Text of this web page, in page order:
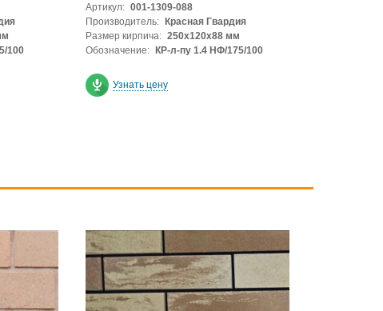
100
Артикул: 001-1309-088
Производитель:
Красная Гвардия
Размер кирпича: 250х120х88 мм
Обозначение:
КР-л-пу 1.4 НФ/175/100
Узнать цену